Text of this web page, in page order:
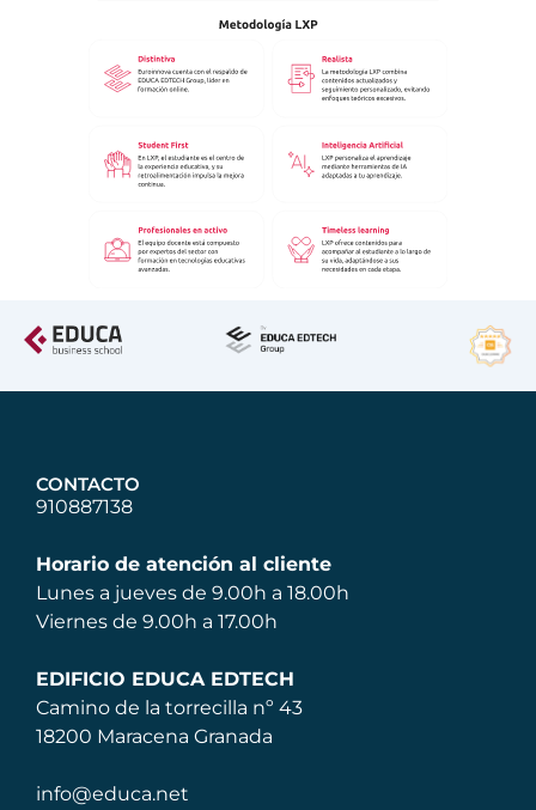
CONTACTO
910887138
Horario de atención al cliente
Lunes a jueves de 9.00h a 18.00h
Viernes de 9.00h a 17.00h
EDIFICIO EDUCA EDTECH
Camino de la torrecilla nº 43
18200 Maracena Granada
info@educa.net